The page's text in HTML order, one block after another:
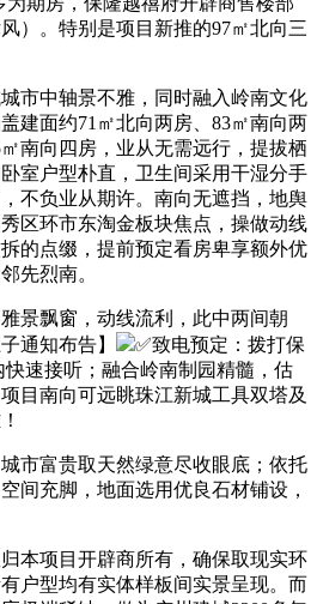
）。特别是项目新推的97㎡北向三
中轴景不雅，同时融入岭南文化
建面约71㎡北向两房、83㎡南向两
南向四房，业从无需远行，提拔栖
室户型朴直，卫生间采用干湿分手
不负业从期许。南向无遮挡，地舆
区环市东淘金板块焦点，操做动线
的点缀，提前预定看房卑享额外优
先烈南。
飘窗，动线流利，此中两间朝
通知布告】
✅致电预定：拨打保
速接听；融合岭南制园精髓，估
目南向可远眺珠江新城工具双塔及
富贵取天然绿意尽收眼底；依托
间充脚，地面选用优良石材铺设，
项目开辟商所有，确保取现实环
户型均有实体样板间实景呈现。而